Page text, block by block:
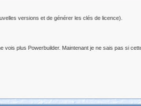
versions et de générer les clés de licence).
plus Powerbuilder. Maintenant je ne sais pas si